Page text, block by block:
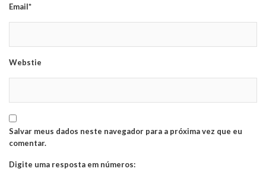
Email*
Webstie
Salvar meus dados neste navegador para a próxima vez que eu
comentar.
Digite uma resposta em números: